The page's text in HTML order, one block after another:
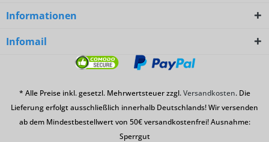
Informationen
Infomail
* Alle Preise inkl. gesetzl. Mehrwertsteuer zzgl.Versandkosten. Die
Lieferung erfolgt ausschließlich innerhalb Deutschlands! Wir versenden
ab dem Mindestbestellwert von 50€ versandkostenfrei! Ausnahme:
Sperrgut